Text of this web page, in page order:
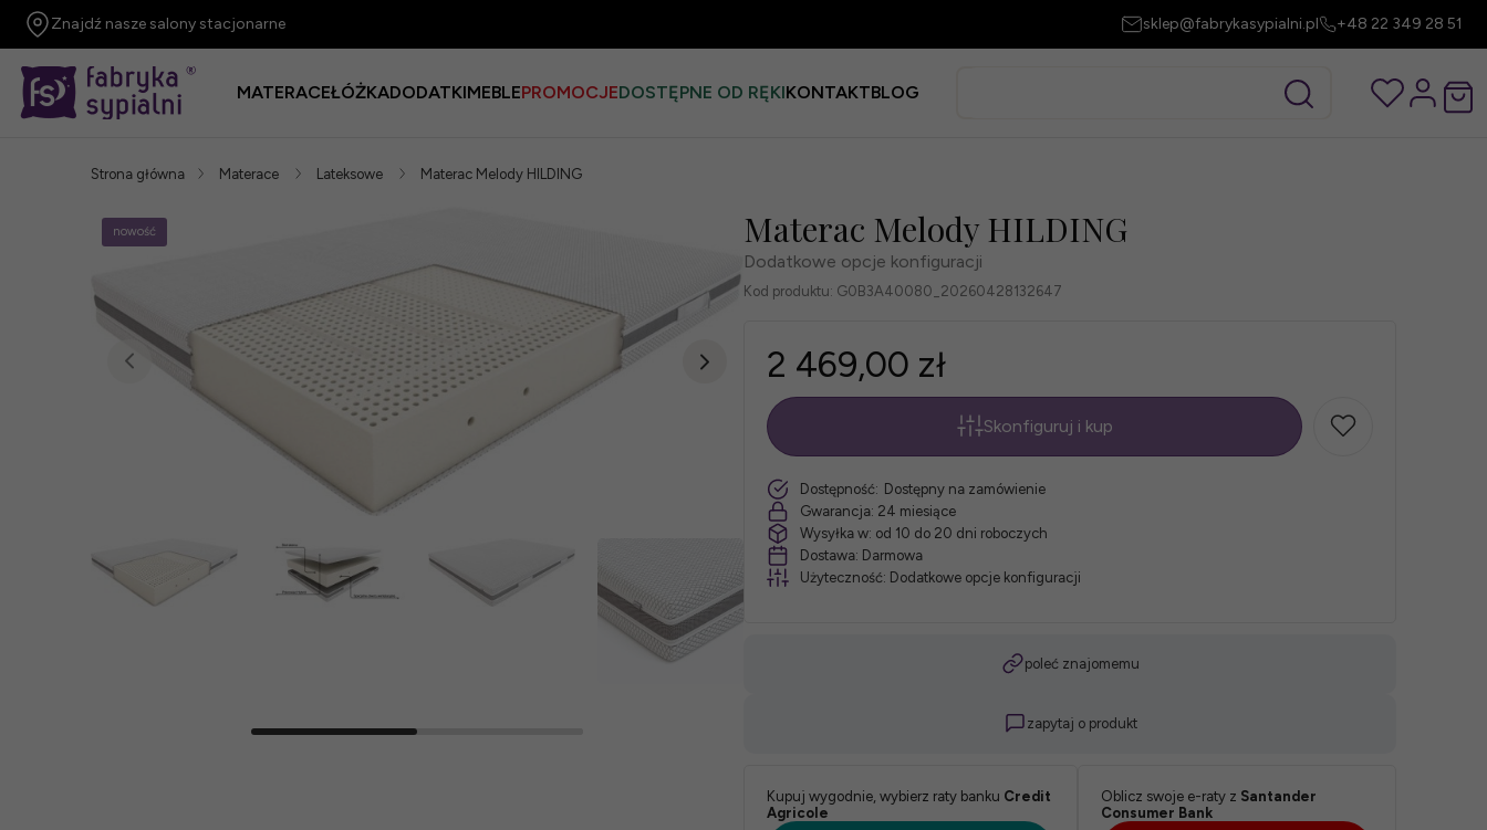
Znajdź nasze salony stacjonarne sklep@fabrykasypialni.pl +48 22 349 28 51
MATERACEŁÓŻKADODATKIMEBLEPROMOCJEDOSTĘPNE OD RĘKIKONTAKTBLOG
Strona główna Materace Lateksowe Materac Melody HILDING
nowość Materac Melody HILDING
Dodatkowe opcje konfiguracji
Kod produktu: G0B3A40080_20260428132647
2 469,00 zł
*Rozmiar
materaca:
*
Pokrowiec:
szt.
Skonfiguruj i kup
Dostępność: Dostępny na zamówienie
Gwarancja: 24 miesiące
Wysyłka w: od 10 do 20 dni roboczych
Dostawa: Darmowa
Użyteczność: Dodatkowe opcje konfiguracji
poleć znajomemu
zapytaj o produkt
Kupuj wygodnie, wybierz raty banku Credit
Agricole
Oblicz swoje e-raty z Santander
Consumer Bank